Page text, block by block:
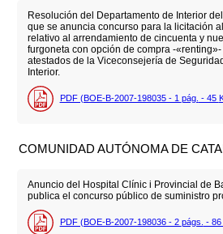
Resolución del Departamento de Interior
que se anuncia concurso para la licitación
relativo al arrendamiento de cincuenta y
furgoneta con opción de compra -
atestados de la Viceconsejería de
Interior.
PDF (BOE-B-2007-198035 - 1 pág. - 45
COMUNIDAD AUTÓNOMA DE
Anuncio del Hospital Clínic i Provincial de
publica el concurso público de suministro
PDF (BOE-B-2007-198036 - 2 págs. - 86